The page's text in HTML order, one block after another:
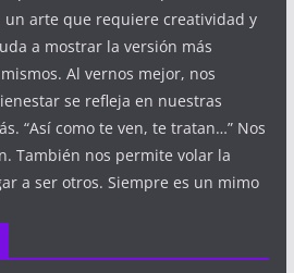
arte que requiere creatividad y
a mostrar la versión más
Al vernos mejor, nos
se refleja en nuestras
“Así como te ven, te tratan…” Nos
También nos permite volar la
a ser otros. Siempre es un mimo